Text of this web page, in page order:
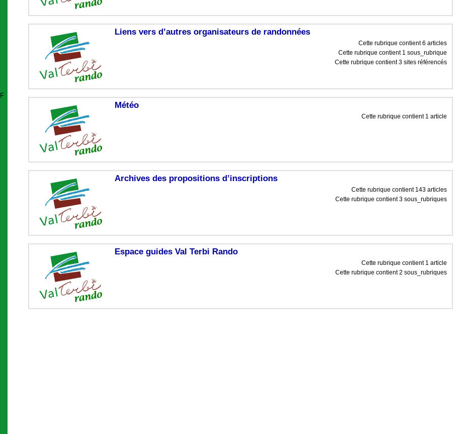
Liens vers d’autres organisateurs de randonnées
Cette rubrique contient 6 articles
Cette rubrique contient 1 sous_rubrique
Cette rubrique contient 3 sites référencés
Météo
Cette rubrique contient 1 article
Archives des propositions d’inscriptions
Cette rubrique contient 143 articles
Cette rubrique contient 3 sous_rubriques
Espace guides Val Terbi Rando
Cette rubrique contient 1 article
Cette rubrique contient 2 sous_rubriques